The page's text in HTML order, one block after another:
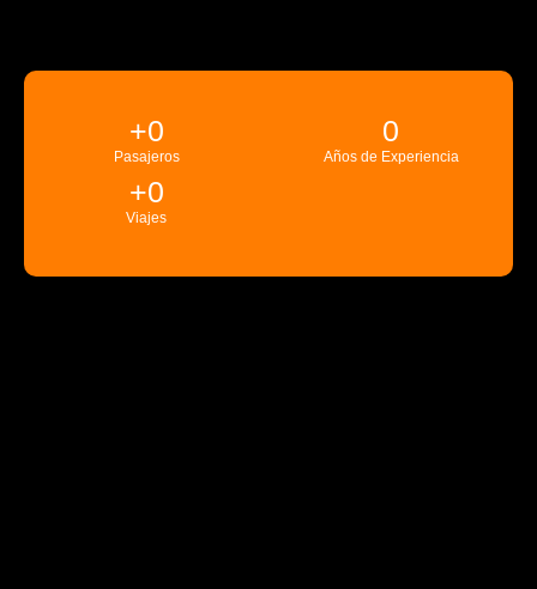
Pasajeros
+0
Años de Experiencia
0
Viajes
+0